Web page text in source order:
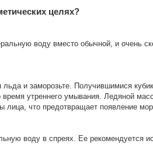
целях?
воду вместо обычной, и очень
и заморозьте. Получившимися
утреннего умывания. Ледяной
лица, что предотвращает появление
воду в спреях. Ее рекомендуется